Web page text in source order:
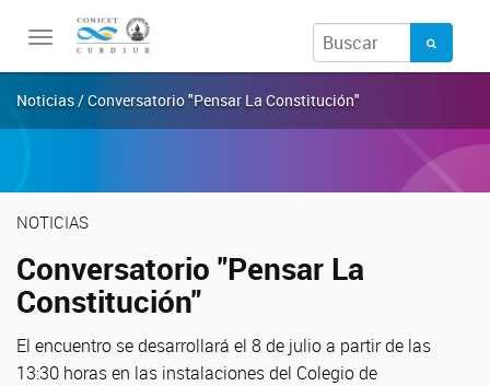
Toggle
Noticias / Conversatorio "Pensar La Constitución"
NOTICIAS
Conversatorio "Pensar La
Constitución"
El encuentro se desarrollará el 8 de julio a partir de las
13:30 horas en las instalaciones del Colegio de